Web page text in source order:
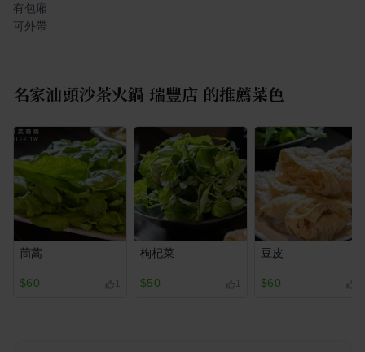
有包廂
可外帶
名家汕頭沙茶火鍋 瑞豐店 的推薦菜色
茼蒿
$60
枸杞菜
$50
豆皮
$60